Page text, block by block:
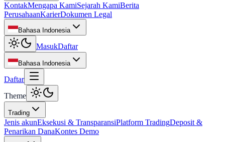
KontakMengapa KamiSejarah KamiBerita
PerusahaanKarierDokumen Legal
Bahasa Indonesia
MasukDaftar
Bahasa Indonesia
Daftar
Theme
Trading
Jenis akunEksekusi & TransparansiPlatform TradingDeposit &
Penarikan DanaKontes Demo